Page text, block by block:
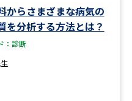
実施プログラムから探す
夢ナビライブ
からさまざまな病気の
を分析する方法とは？
：診断